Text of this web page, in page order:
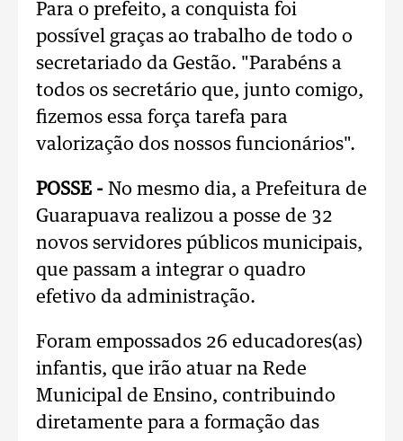
Para o prefeito, a conquista foi
possível graças ao trabalho de todo o
secretariado da Gestão. "Parabéns a
todos os secretário que, junto comigo,
fizemos essa força tarefa para
valorização dos nossos funcionários".
POSSE - No mesmo dia, a Prefeitura de
Guarapuava realizou a posse de 32
novos servidores públicos municipais,
que passam a integrar o quadro
efetivo da administração.
Foram empossados 26 educadores(as)
infantis, que irão atuar na Rede
Municipal de Ensino, contribuindo
diretamente para a formação das